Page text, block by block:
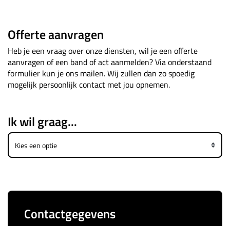
Offerte aanvragen
Heb je een vraag over onze diensten, wil je een offerte
aanvragen of een band of act aanmelden? Via onderstaand
formulier kun je ons mailen. Wij zullen dan zo spoedig
mogelijk persoonlijk contact met jou opnemen.
Ik wil graag...
Contactgegevens